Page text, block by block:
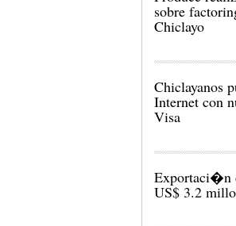
sobre
Chiclayo
Chiclayanos
Internet con
Visa
Exportaci�n
US$ 3.2